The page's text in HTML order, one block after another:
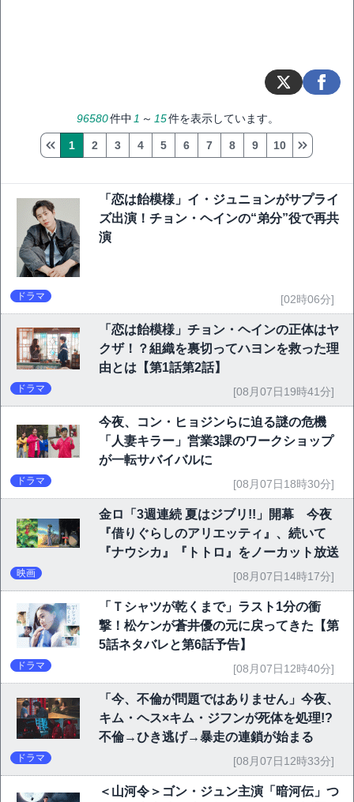
96580件中 1 ～ 15件を表示しています。
1 2 3 4 5 6 7 8 9 10
「恋は飴模様」イ・ジュニョンがサプライ
ズ出演！チョン・ヘインの“弟分”役で再共
演
ドラマ [02時06分]
「恋は飴模様」チョン・ヘインの正体はヤ
クザ！？組織を裏切ってハヨンを救った理
由とは【第1話第2話】
ドラマ [08月07日19時41分]
今夜、コン・ヒョジンらに迫る謎の危機
「人妻キラー」営業3課のワークショップ
が一転サバイバルに
ドラマ [08月07日18時30分]
金ロ「3週連続 夏はジブリ!!」開幕 今夜
『借りぐらしのアリエッティ』、続いて
『ナウシカ』『トトロ』をノーカット放送
映画 [08月07日14時17分]
「Ｔシャツが乾くまで」ラスト1分の衝
撃！松ケンが蒼井優の元に戻ってきた【第
5話ネタバレと第6話予告】
ドラマ [08月07日12時40分]
「今、不倫が問題ではありません」今夜、
キム・ヘス×キム・ジフンが死体を処理!?
不倫→ひき逃げ→暴走の連鎖が始まる
ドラマ [08月07日12時33分]
＜山河令＞ゴン・ジュン主演「暗河伝」つ